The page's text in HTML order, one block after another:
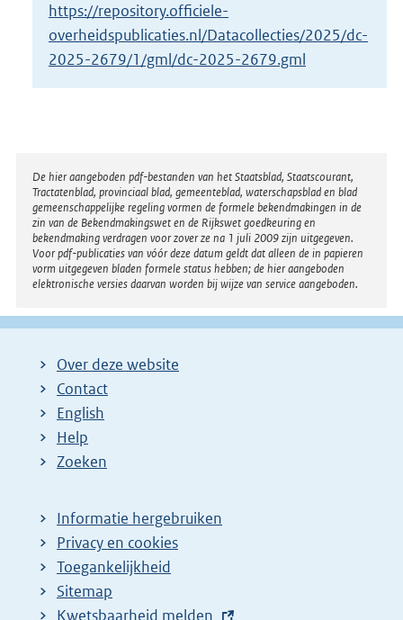
https://repository.officiele-
overheidspublicaties.nl/Datacollecties/2025/dc-
2025-2679/1/gml/dc-2025-2679.gml
Disclaimer
De hier aangeboden pdf-bestanden van het Staatsblad, Staatscourant,
Tractatenblad, provinciaal blad, gemeenteblad, waterschapsblad en blad
gemeenschappelijke regeling vormen de formele bekendmakingen in de
zin van de Bekendmakingswet en de Rijkswet goedkeuring en
bekendmaking verdragen voor zover ze na 1 juli 2009 zijn uitgegeven.
Voor pdf-publicaties van vóór deze datum geldt dat alleen de in papieren
vorm uitgegeven bladen formele status hebben; de hier aangeboden
elektronische versies daarvan worden bij wijze van service aangeboden.
Over deze website
Contact
English
Help
Zoeken
Informatie hergebruiken
Privacy en cookies
Toegankelijkheid
Sitemap
E
Kwetsbaarheid melden